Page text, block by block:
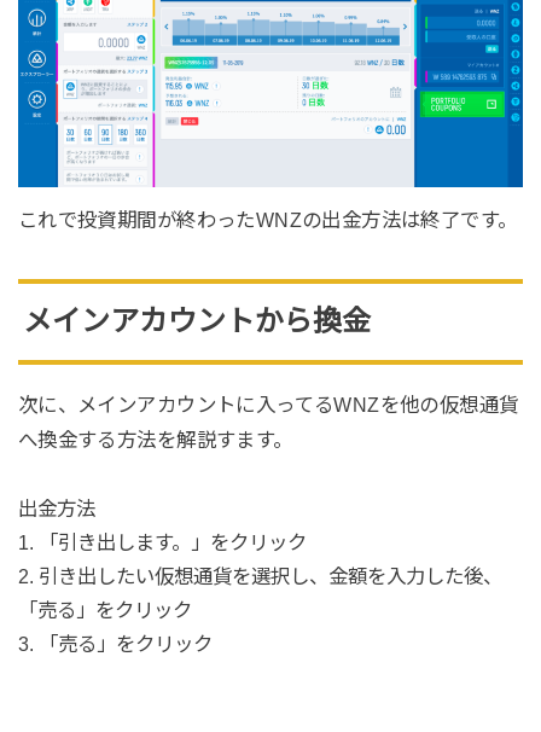
これで投資期間が終わったWNZの出金方法は終了です。
メインアカウントから換金
次に、メインアカウントに入ってるWNZを他の仮想通貨
へ換金する方法を解説すます。
出金方法
1. 「引き出します。」をクリック
2. 引き出したい仮想通貨を選択し、金額を入力した後、
「売る」をクリック
3. 「売る」をクリック